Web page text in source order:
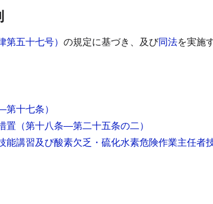
五十七号） の規定に基づき、及び同法を実施
第十七条）
置 （第十八条―第二十五条の二）
講習及び酸素欠乏・硫化水素危険作業主任者